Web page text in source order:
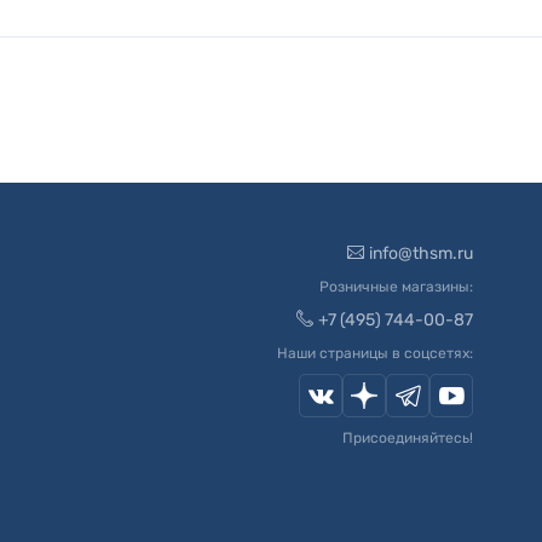
info@thsm.ru
Розничные магазины:
+7 (495) 744-00-87
Наши страницы в соцсетях:
Присоединяйтесь!